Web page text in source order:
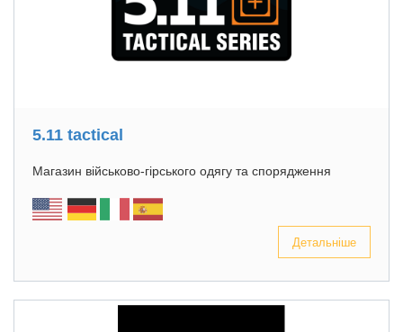
5.11 tactical
Магазин військово-гірського одягу та спорядження
Детальніше